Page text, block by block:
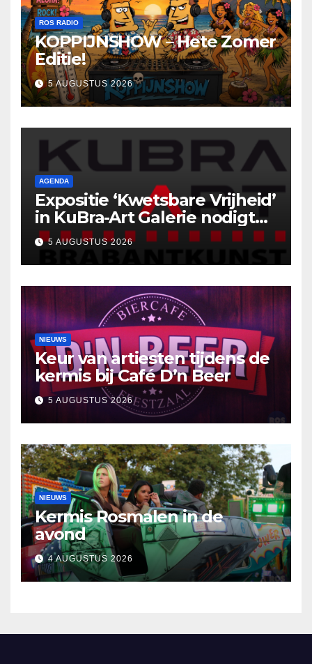
ROS RADIO
KOPPIJNSHOW – Hete Zomer
Editie!
5 AUGUSTUS 2026
AGENDA
Expositie ‘Kwetsbare Vrijheid’
in KuBra-Art Galerie nodigt
uit tot ontmoeting en
reflectie
5 AUGUSTUS 2026
NIEUWS
Keur van artiesten tijdens de
kermis bij Café D’n Beer
5 AUGUSTUS 2026
NIEUWS
Kermis Rosmalen in de
avond
4 AUGUSTUS 2026